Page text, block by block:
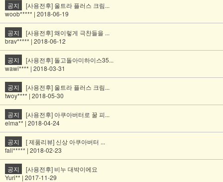
공지
[사용전후] 울트라 플러스 크림...
woob***** | 2018-06-19
공지
[사용전후] 왜이렇게 극찬들을 ...
brav***** | 2018-06-12
공지
[사용전후] 돌고돌아미하이스35...
wawi**** | 2018-03-31
공지
[사용전후] 울트라 플러스 크림...
twoy**** | 2018-05-30
공지
[사용전후] 아쿠아버터로 꿀 피...
elma** | 2018-04-24
공지
[ 제품리뷰] 신상 아쿠아버터 ...
fall***** | 2018-02-23
공지
[사용전후] 비누 대박이에요
Yuri** | 2017-11-29